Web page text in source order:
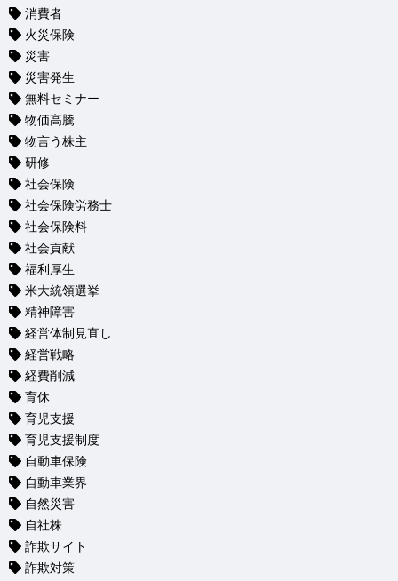
消費者
火災保険
災害
災害発生
無料セミナー
物価高騰
物言う株主
研修
社会保険
社会保険労務士
社会保険料
社会貢献
福利厚生
米大統領選挙
精神障害
経営体制見直し
経営戦略
経費削減
育休
育児支援
育児支援制度
自動車保険
自動車業界
自然災害
自社株
詐欺サイト
詐欺対策